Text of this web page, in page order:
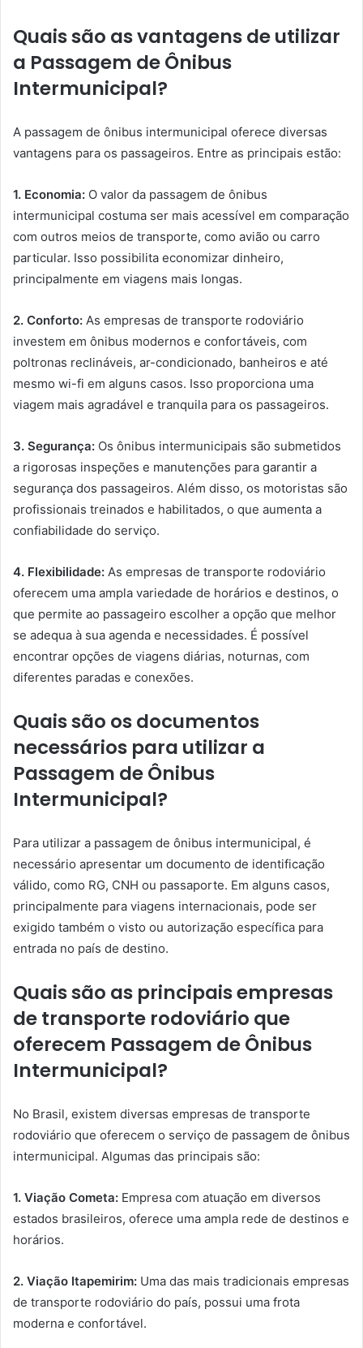
Quais são as vantagens de utilizar
a Passagem de Ônibus
Intermunicipal?
A passagem de ônibus intermunicipal oferece diversas
vantagens para os passageiros. Entre as principais estão:
1. Economia: O valor da passagem de ônibus
intermunicipal costuma ser mais acessível em comparação
com outros meios de transporte, como avião ou carro
particular. Isso possibilita economizar dinheiro,
principalmente em viagens mais longas.
2. Conforto: As empresas de transporte rodoviário
investem em ônibus modernos e confortáveis, com
poltronas reclináveis, ar-condicionado, banheiros e até
mesmo wi-fi em alguns casos. Isso proporciona uma
viagem mais agradável e tranquila para os passageiros.
3. Segurança: Os ônibus intermunicipais são submetidos
a rigorosas inspeções e manutenções para garantir a
segurança dos passageiros. Além disso, os motoristas são
profissionais treinados e habilitados, o que aumenta a
confiabilidade do serviço.
4. Flexibilidade: As empresas de transporte rodoviário
oferecem uma ampla variedade de horários e destinos, o
que permite ao passageiro escolher a opção que melhor
se adequa à sua agenda e necessidades. É possível
encontrar opções de viagens diárias, noturnas, com
diferentes paradas e conexões.
Quais são os documentos
necessários para utilizar a
Passagem de Ônibus
Intermunicipal?
Para utilizar a passagem de ônibus intermunicipal, é
necessário apresentar um documento de identificação
válido, como RG, CNH ou passaporte. Em alguns casos,
principalmente para viagens internacionais, pode ser
exigido também o visto ou autorização específica para
entrada no país de destino.
Quais são as principais empresas
de transporte rodoviário que
oferecem Passagem de Ônibus
Intermunicipal?
No Brasil, existem diversas empresas de transporte
rodoviário que oferecem o serviço de passagem de ônibus
intermunicipal. Algumas das principais são:
1. Viação Cometa: Empresa com atuação em diversos
estados brasileiros, oferece uma ampla rede de destinos e
horários.
2. Viação Itapemirim: Uma das mais tradicionais empresas
de transporte rodoviário do país, possui uma frota
moderna e confortável.